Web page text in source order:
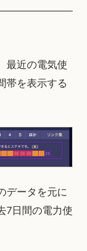
最近の電気使
帯を表示する
データを元に
7日間の電力使